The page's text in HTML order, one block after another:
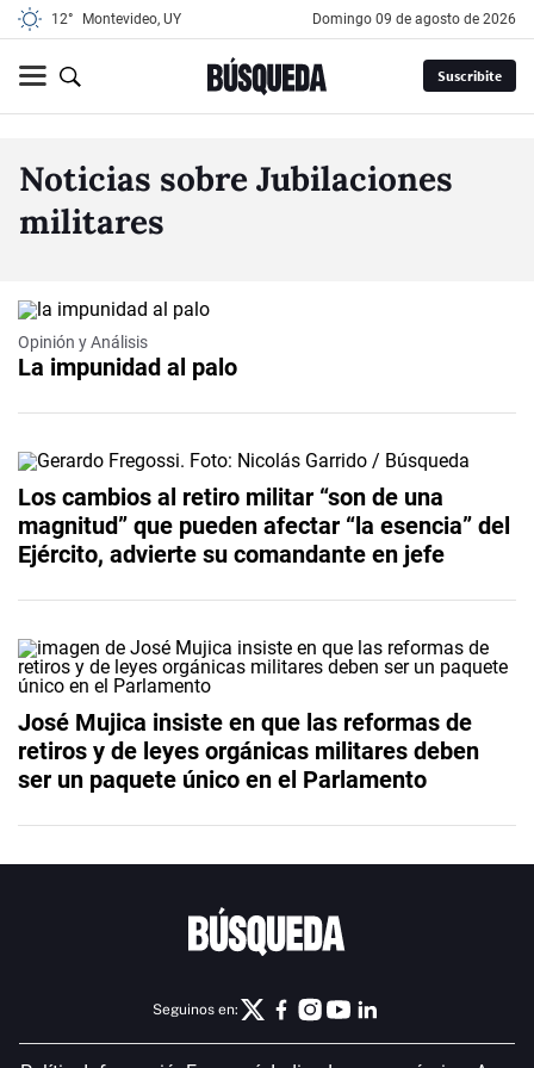
12° Montevideo, UY domingo 09 de agosto de 2026
Suscribite
Noticias sobre Jubilaciones
militares
Opinión y Análisis
La impunidad al palo
Los cambios al retiro militar “son de una
magnitud” que pueden afectar “la esencia” del
Ejército, advierte su comandante en jefe
José Mujica insiste en que las reformas de
retiros y de leyes orgánicas militares deben
ser un paquete único en el Parlamento
Seguinos en: